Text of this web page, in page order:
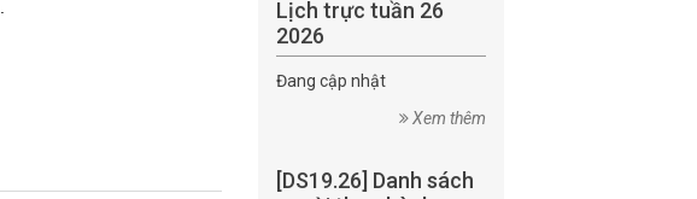
Lịch trực tuần 26
2026
Đang cập nhật
Xem thêm
[DS19.26] Danh sách